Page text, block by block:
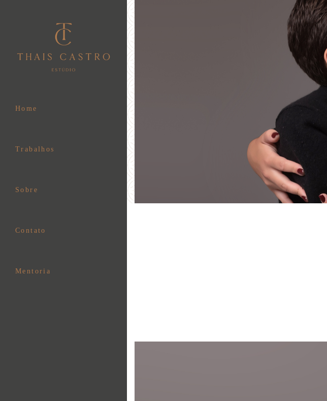
Home
Trabalhos
Sobre
Contato
Mentoria